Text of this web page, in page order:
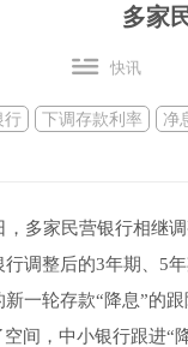
多家
快讯
行 下调存款利率 净
，多家民营银行相继
行调整后的3年期、5
新一轮存款“降息”的
空间，中小银行跟进“